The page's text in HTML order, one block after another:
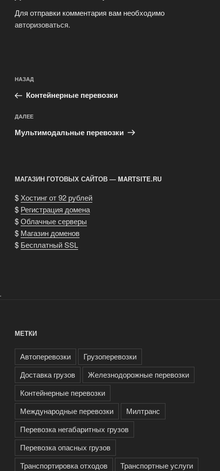
Для отправки комментария вам необходимо
авторизоваться.
по
записям
Предыдущая
запись:
НАЗАД
Контейнерные перевозки
Следующая
запись
ДАЛЕЕ
Мультимодальные перевозки
МАГАЗИН ГОТОВЫХ САЙТОВ — MARTSITE.RU
$Хостинг от 92 рублей
$ Регистрация домена
$Облачные серверы
$ Магазин доменов
$ Бесплатный SSL
.
МЕТКИ
Автоперевозки
Грузоперевозки
Доставка грузов
Железнодорожные перевозки
Контейнерные перевозки
Международные перевозки
Милтранс
Перевозка негабаритных грузов
Перевозка опасных грузов
Транспортировка отходов
Транспортные услуги